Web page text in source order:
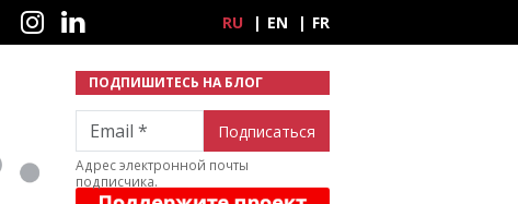
сети
RU EN FR
ПОДПИШИТЕСЬ НА БЛОГ
Email
Адрес электронной почты
подписчика.